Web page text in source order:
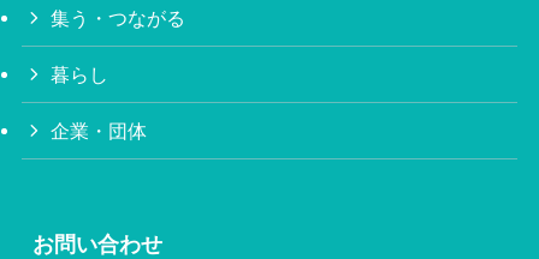
集う・つながる
暮らし
企業・団体
お問い合わせ